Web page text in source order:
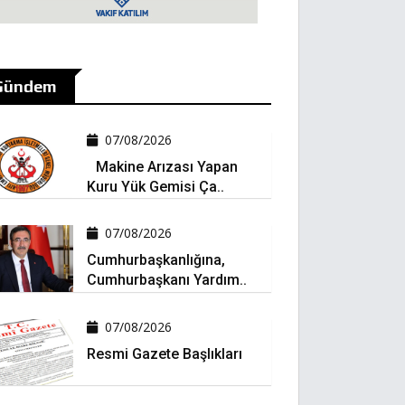
07/08/2026
Makine Arızası Yapan
Kuru Yük Gemisi Ça..
07/08/2026
Cumhurbaşkanlığına,
Cumhurbaşkanı Yardım..
07/08/2026
Resmi Gazete Başlıkları